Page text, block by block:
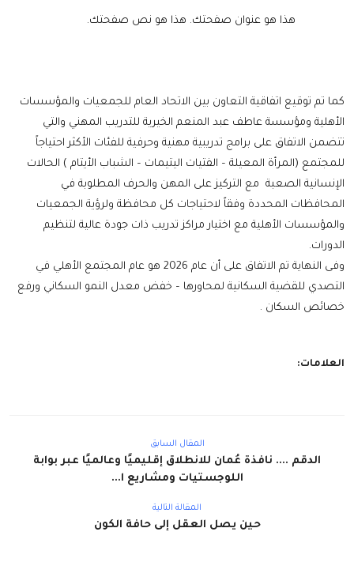
هذا هو عنوان صفحتك. هذا هو نص صفحتك.
كما تم توقيع اتفاقية التعاون بين الاتحاد العام للجمعيات والمؤسسات
الأهلية ومؤسسة عاطف عبد المنعم الخيرية للتدريب المهني والتي
تتضمن الاتفاق على برامج تدريبية مهنية وحرفية للفئات الأكثر احتياجاً
للمجتمع (المرأة المعيلة – الفتيات اليتيمات – الشباب الأيتام ) الحالات
الإنسانية الصعبة مع التركيز على المهن والحرف المطلوبة في
المحافظات المحددة وفقاً لاحتياجات كل محافظة ولرؤية الجمعيات
والمؤسسات الأهلية مع اختيار مراكز تدريب ذات جودة عالية لتنظيم
الدورات.
وفى النهاية تم الاتفاق على أن عام 2026 هو عام المجتمع الأهلي في
التصدي للقضية السكانية لمحاورها – خفض معدل النمو السكاني ورفع
خصائص السكان .
العلامات:
المقال السابق
الدقم .... نافذة عُمان للانطلاق إقليميًا وعالميًا عبر بوابة
اللوجستيات ومشاريع ا...
المقالة التالية
حين يصل العقل إلى حافة الكون